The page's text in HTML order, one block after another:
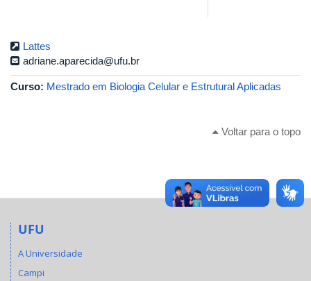
Lattes
adriane.aparecida@ufu.br
Curso: Mestrado em Biologia Celular e Estrutural Aplicadas
Voltar para o topo
UFU
A Universidade
Campi